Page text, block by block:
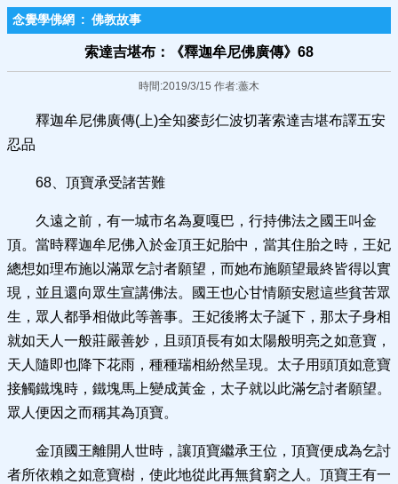
念覺學佛網 : 佛教故事
索達吉堪布：《釋迦牟尼佛廣傳》68
時間:2019/3/15 作者:藎木
釋迦牟尼佛廣傳(上)全知麥彭仁波切著索達吉堪布譯五安
忍品
68、頂寶承受諸苦難
久遠之前，有一城市名為夏嘎巴，行持佛法之國王叫金
頂。當時釋迦牟尼佛入於金頂王妃胎中，當其住胎之時，王妃
總想如理布施以滿眾乞討者願望，而她布施願望最終皆得以實
現，並且還向眾生宣講佛法。國王也心甘情願安慰這些貧苦眾
生，眾人都爭相做此等善事。王妃後將太子誕下，那太子身相
就如天人一般莊嚴善妙，且頭頂長有如太陽般明亮之如意寶，
天人隨即也降下花雨，種種瑞相紛然呈現。太子用頭頂如意寶
接觸鐵塊時，鐵塊馬上變成黃金，太子就以此滿乞討者願望。
眾人便因之而稱其為頂寶。
金頂國王離開人世時，讓頂寶繼承王位，頂寶便成為乞討
者所依賴之如意寶樹，使此地從此再無貧窮之人。頂寶王有一